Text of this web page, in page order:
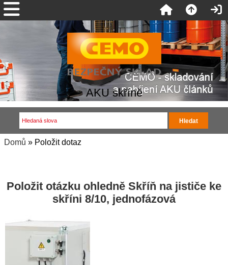
AKU skříně
Domů » Položit dotaz
Položit otázku ohledně Skříň na jističe ke
skříni 8/10, jednofázová